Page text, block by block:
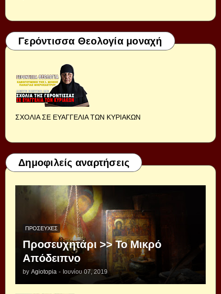
Γερόντισσα Θεολογία μοναχή
ΣΧΟΛΙΑ ΣΕ ΕΥΑΓΓΕΛΙΑ ΤΩΝ ΚΥΡΙΑΚΩΝ
Δημοφιλείς αναρτήσεις
ΠΡΟΣΕΥΧΈΣ
Προσευχητάρι >> Το Μικρό
Απόδειπνο
by Agiotopia - Ιουνίου 07, 2019